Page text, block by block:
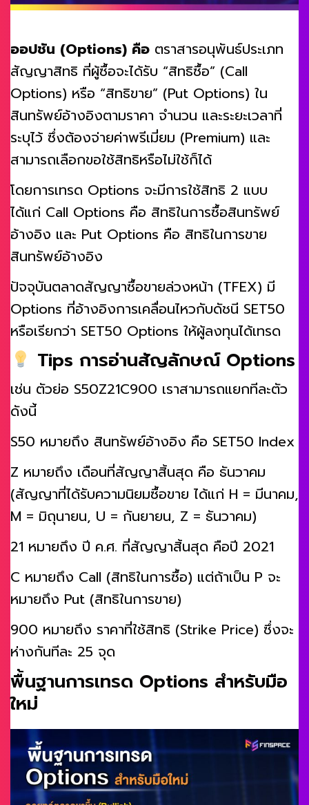
ออปชัน (Options) คือ ตราสารอนุพันธ์ประเภท
สัญญาสิทธิ ที่ผู้ซื้อจะได้รับ “สิทธิซื้อ” (Call
Options) หรือ “สิทธิขาย” (Put Options) ใน
สินทรัพย์อ้างอิงตามราคา จำนวน และระยะเวลาที่
ระบุไว้ ซึ่งต้องจ่ายค่าพรีเมี่ยม (Premium) และ
สามารถเลือกขอใช้สิทธิหรือไม่ใช้ก็ได้
โดยการเทรด Options จะมีการใช้สิทธิ 2 แบบ
ได้แก่ Call Options คือ สิทธิในการซื้อสินทรัพย์
อ้างอิง และ Put Options คือ สิทธิในการขาย
สินทรัพย์อ้างอิง
ปัจจุบันตลาดสัญญาซื้อขายล่วงหน้า (TFEX) มี
Options ที่อ้างอิงการเคลื่อนไหวกับดัชนี SET50
หรือเรียกว่า SET50 Options ให้ผู้ลงทุนได้เทรด
Tips การอ่านสัญลักษณ์ Options
เช่น ตัวย่อ S50Z21C900 เราสามารถแยกทีละตัว
ดังนี้
S50 หมายถึง สินทรัพย์อ้างอิง คือ SET50 Index
Z หมายถึง เดือนที่สัญญาสิ้นสุด คือ ธันวาคม
(สัญญาที่ได้รับความนิยมซื้อขาย ได้แก่ H = มีนาคม,
M = มิถุนายน, U = กันยายน, Z = ธันวาคม)
21 หมายถึง ปี ค.ศ. ที่สัญญาสิ้นสุด คือปี 2021
C หมายถึง Call (สิทธิในการซื้อ) แต่ถ้าเป็น P จะ
หมายถึง Put (สิทธิในการขาย)
900 หมายถึง ราคาที่ใช้สิทธิ (Strike Price) ซึ่งจะ
ห่างกันทีละ 25 จุด
พื้นฐานการเทรด Options สำหรับมือ
ใหม่